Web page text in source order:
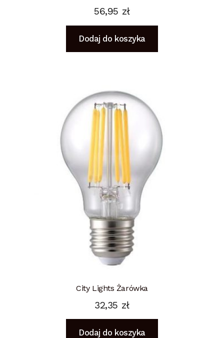
56,95 zł
Dodaj do koszyka
City Lights Żarówka
32,35 zł
Dodaj do koszyka